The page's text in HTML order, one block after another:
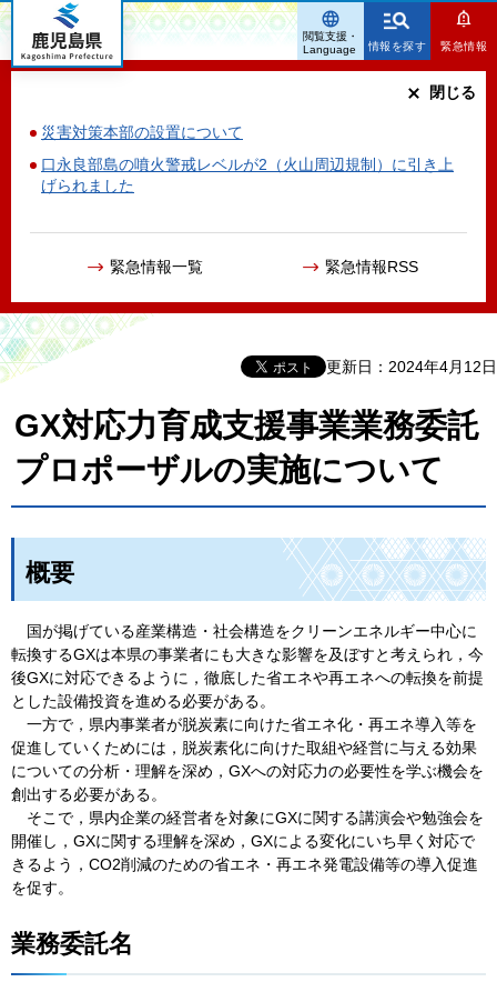
鹿児島県
情報を探す 緊急情報
災害対策本部の設置について
口永良部島の噴火警戒レベルが2（火山周辺規制）に引き上
げられました
緊急情報一覧 緊急情報RSS
閉じる
閲覧支援・
Language
更新日：2024年4月12日
GX対応力育成支援事業業務委託
プロポーザルの実施について
概要
国が掲げている産業構造・社会構造をクリーンエネルギー中心に
転換するGXは本県の事業者にも大きな影響を及ぼすと考えられ，今
後GXに対応できるように，徹底した省エネや再エネへの転換を前提
とした設備投資を進める必要がある。
一方で，県内事業者が脱炭素に向けた省エネ化・再エネ導入等を
促進していくためには，脱炭素化に向けた取組や経営に与える効果
についての分析・理解を深め，GXへの対応力の必要性を学ぶ機会を
創出する必要がある。
そこで，県内企業の経営者を対象にGXに関する講演会や勉強会を
開催し，GXに関する理解を深め，GXによる変化にいち早く対応で
きるよう，CO2削減のための省エネ・再エネ発電設備等の導入促進
を促す。
業務委託名